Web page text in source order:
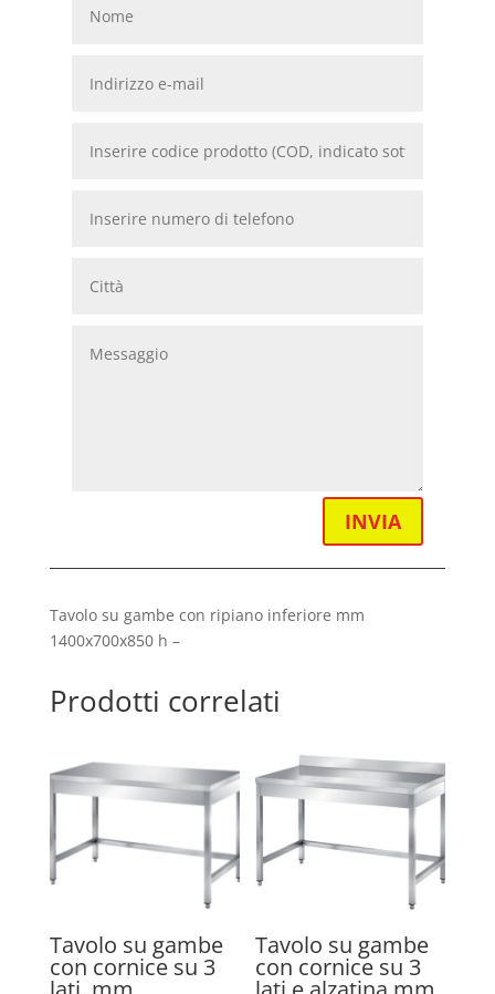
INVIA
Tavolo su gambe con ripiano inferiore mm
1400x700x850 h –
Prodotti correlati
Tavolo su gambe
con cornice su 3
Tavolo su gambe
con cornice su 3